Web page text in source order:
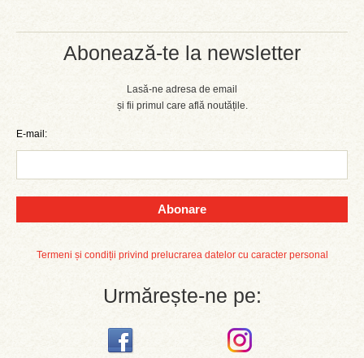
Abonează-te la newsletter
Lasă-ne adresa de email
și fii primul care află noutățile.
E-mail:
Abonare
Termeni și condiții privind prelucrarea datelor cu caracter personal
Urmărește-ne pe: